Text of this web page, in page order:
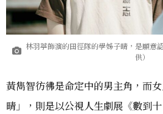
林羽葶飾演的田徑隊的學姊子晴，是願意
供）
黃雋智彷彿是命定中的男主角，而
晴」，則是以公視人生劇展《數到